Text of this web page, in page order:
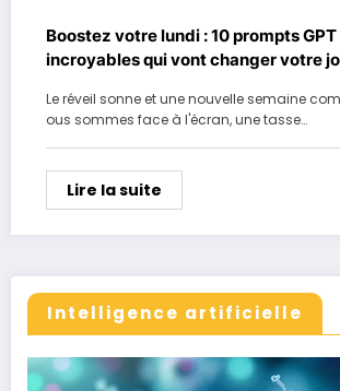
Boostez votre lundi : 10 prompts GPT
incroyables qui vont changer votre
Le réveil sonne et une nouvelle semaine
ous sommes face à l'écran, une tasse…
Lire la suite
Intelligence artificielle